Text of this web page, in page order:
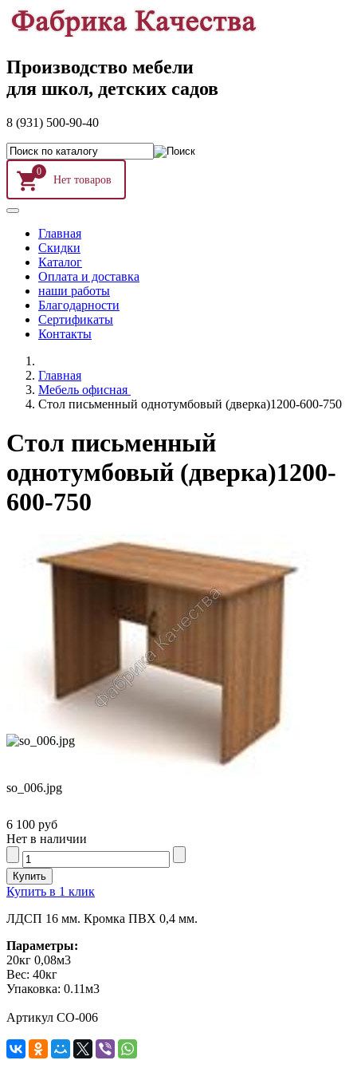
Производство мебели
для школ, детских садов
8 (931) 500-90-40
0
Главная
Скидки
Каталог
Оплата и доставка
наши работы
Благодарности
Сертификаты
Контакты
Главная
Мебель офисная
Стол письменный однотумбовый (дверка)1200-600-750
Стол письменный
однотумбовый (дверка)1200-
600-750
so_006.jpg
6 100 руб
Нет в наличии
Купить в 1 клик
ЛДСП 16 мм. Кромка ПВХ 0,4 мм.
Параметры:
20кг 0,08м3
Вес: 40кг
Упаковка: 0.11м3
Артикул СО-006